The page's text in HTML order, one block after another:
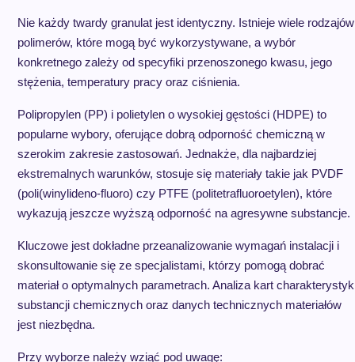
Nie każdy twardy granulat jest identyczny. Istnieje wiele rodzajów
polimerów, które mogą być wykorzystywane, a wybór
konkretnego zależy od specyfiki przenoszonego kwasu, jego
stężenia, temperatury pracy oraz ciśnienia.
Polipropylen (PP) i polietylen o wysokiej gęstości (HDPE) to
popularne wybory, oferujące dobrą odporność chemiczną w
szerokim zakresie zastosowań. Jednakże, dla najbardziej
ekstremalnych warunków, stosuje się materiały takie jak PVDF
(poli(winylideno-fluoro) czy PTFE (politetrafluoroetylen), które
wykazują jeszcze wyższą odporność na agresywne substancje.
Kluczowe jest dokładne przeanalizowanie wymagań instalacji i
skonsultowanie się ze specjalistami, którzy pomogą dobrać
materiał o optymalnych parametrach. Analiza kart
substancji chemicznych oraz danych technicznych materiałów
jest niezbędna.
Przy wyborze należy wziąć pod uwagę: